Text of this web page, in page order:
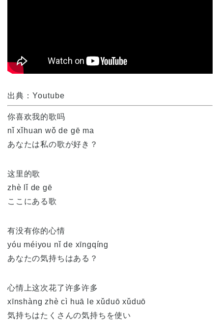
出典：Youtube
你喜欢我的歌吗
nǐ xǐhuan wǒ de gē ma
あなたは私の歌が好き？
这里的歌
zhè lǐ de gē
ここにある歌
有没有你的心情
yóu méiyou nǐ de xīngqíng
あなたの気持ちはある？
心情上这次花了许多许多
xīnshàng zhè cì huā le xǔduō xǔduō
気持ちはたくさんの気持ちを使い